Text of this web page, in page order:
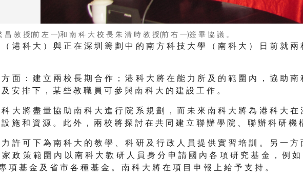
昌 教 授(前 左 一)和 南 科 大 校 長 朱 清 時 教 授(前 右 一)簽 畢 協 議 。
港 科 大 ） 與 正 在 深 圳 籌 劃 中 的 南 方 科 技 大 學 （ 南 科 大 ） 日 前 就
面 ： 建 立 兩 校 長 期 合 作 ； 港 科 大 將 在 能 力 所 及 的 範 圍 內 ， 協 助
安 排 下 ， 某 些 教 職 員 可 參 與 南 科 大 的 建 設 工 作 。
大 將 盡 量 協 助 南 科 大 進 行 院 系 規 劃 ， 而 未 來 南 科 大 將 為 港 科 大
施 和 資 源 。 此 外 ， 兩 校 將 探 討 在 共 同 建 立 聯 辦 學 院 、 聯 辦 科 研 機
許 可 下 為 南 科 大 的 教 學 、 科 研 及 行 政 人 員 提 供 實 習 培 訓 。 另 一
家 政 策 範 圍 內 以 南 科 大 教 研 人 員 身 分 申 請 國 內 各 項 研 究 基 金 ， 例
項 基 金 及 省 市 各 種 基 金 。 南 科 大 將 在 項 目 申 報 上 給 予 支 持 。